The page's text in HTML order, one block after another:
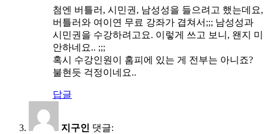
첨엔 버틀러, 시민권, 남성성을 들으려고 했는데요,
버틀러와 여이연 무료 강좌가 겹쳐서;;; 남성성과
시민권을 수강하려고요. 이렇게 쓰고 보니, 왠지 미
안하네요.. ;;;
혹시 수강인원이 홈피에 있는 게 전부는 아니죠?
불현듯 걱정이네요..
답글
지구인 댓글: